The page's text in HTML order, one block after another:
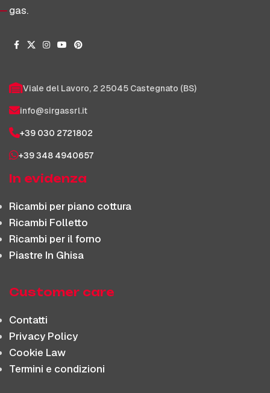
gas.
Viale del Lavoro, 2 25045 Castegnato (BS)
info@sirgassrl.it
+39 030 2721802
+39 348 4940657
In evidenza
Ricambi per piano cottura
Ricambi Folletto
Ricambi per il forno
Piastre In Ghisa
Customer care
Contatti
Privacy Policy
Cookie Law
Termini e condizioni